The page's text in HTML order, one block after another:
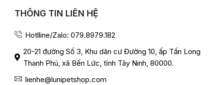
THÔNG TIN LIÊN HỆ
Hotlline/Zalo: 079.8979.182
20-21 đường Số 3, Khu dân cư Đường 10, ấp Tấn Long
Thanh Phú, xã Bến Lức, tỉnh Tây Ninh, 80000.
lienhe@lunipetshop.com